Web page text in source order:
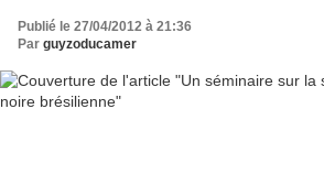
Publié le 27/04/2012 à 21:36
Par guyzoducamer